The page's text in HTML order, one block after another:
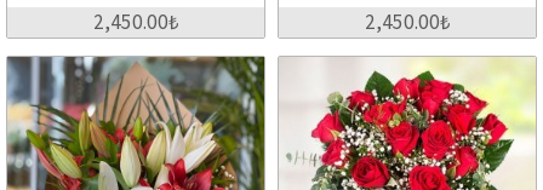
2,450.00₺ 2,450.00₺